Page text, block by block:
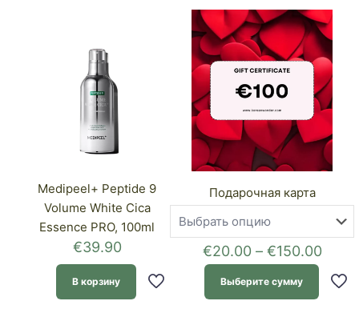
Medipeel+ Peptide 9
Volume White Cica
Essence PRO, 100ml
€39.90
В корзину
Подарочная карта
€20.00 – €150.00
Выберите сумму